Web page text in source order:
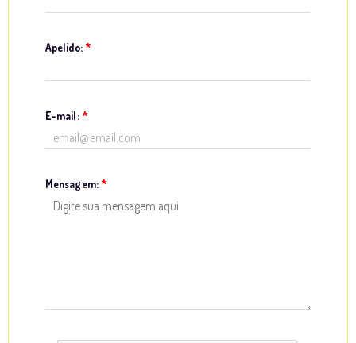
Apelido:*
E-mail:*
Mensagem:*